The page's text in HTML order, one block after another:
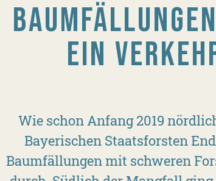
EIN
Wie schon Anfang 2019
Bayerischen Staatsforsten
Baumfällungen mit schweren